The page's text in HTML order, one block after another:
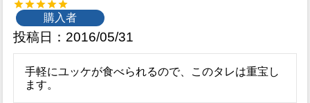
購入者
投稿日 2016/05/31
手軽にユッケが食べられるので、このタレは重宝し
ます。